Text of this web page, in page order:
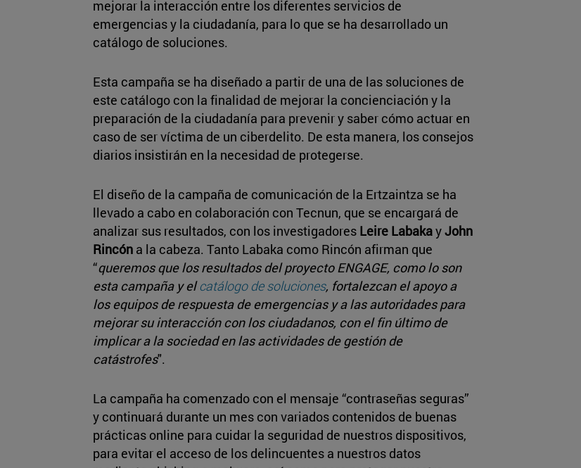
mejorar la interacción entre los diferentes servicios de
emergencias y la ciudadanía, para lo que se ha desarrollado un
catálogo de soluciones.
Esta campaña se ha diseñado a partir de una de las soluciones de
este catálogo con la finalidad de mejorar la concienciación y la
preparación de la ciudadanía para prevenir y saber cómo actuar en
caso de ser víctima de un ciberdelito. De esta manera, los consejos
diarios insistirán en la necesidad de protegerse.
El diseño de la campaña de comunicación de la Ertzaintza se ha
llevado a cabo en colaboración con Tecnun, que se encargará de
analizar sus resultados, con los investigadores Leire LabakayJohn
Rincón a la cabeza. Tanto Labaka como Rincón afirman que
“queremos que los resultados del proyecto ENGAGE, como lo son
esta campaña y elcatálogo de soluciones, fortalezcan el apoyo a
los equipos de respuesta de emergencias y a las autoridades para
mejorar su interacción con los ciudadanos, con el fin último de
implicar a la sociedad en las actividades de gestión de
catástrofes".
La campaña ha comenzado con el mensaje “contraseñas seguras”
y continuará durante un mes con variados contenidos de buenas
prácticas online para cuidar la seguridad de nuestros dispositivos,
para evitar el acceso de los delincuentes a nuestros datos